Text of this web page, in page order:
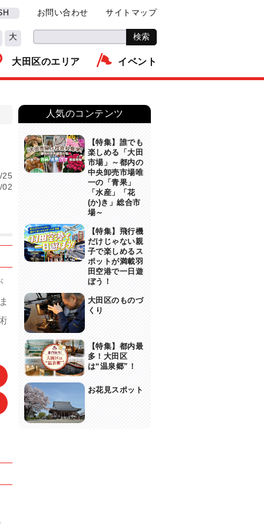
お問い合わせ サイトマップ
大
大田区のエリア イベント
25
02
人気のコンテンツ
【特集】誰でも
楽しめる「大田
市場」～都内の
中央卸売市場唯
一の「青果」
「水産」「花
(か)き」総合市
場～
【特集】飛行機
だけじゃない親
子で楽しめるス
ポットが満載羽
田空港で一日遊
ぼう！
大田区のものづ
くり
【特集】都内最
多！大田区
は“温泉郷”！
お花見スポット